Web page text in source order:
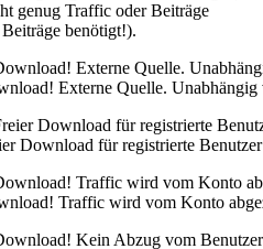
genug Traffic oder Beiträge
benötigt!).
Externe Quelle. Unabhängig
Download für registrierte
Traffic wird vom Konto